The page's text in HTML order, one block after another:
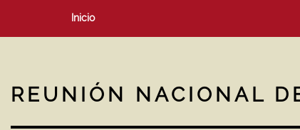
Inicio
REUNIÓN NACIONAL